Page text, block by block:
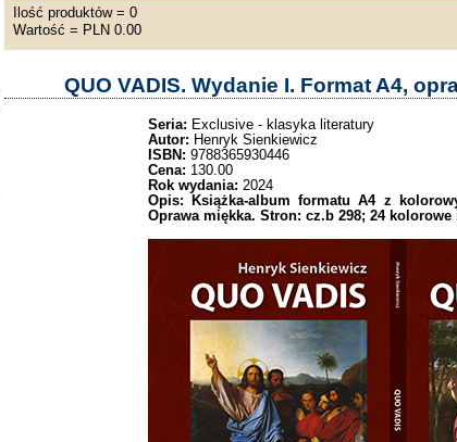
Ilość produktów = 0
Wartość = PLN 0.00
QUO VADIS. Wydanie I. Format A4,
Seria: Exclusive - klasyka literatury
Autor: Henryk Sienkiewicz
ISBN: 9788365930446
Cena: 130.00
Rok wydania: 2024
Opis:
Książka-album formatu A4 z
Oprawa miękka. Stron: cz.b 298; 24